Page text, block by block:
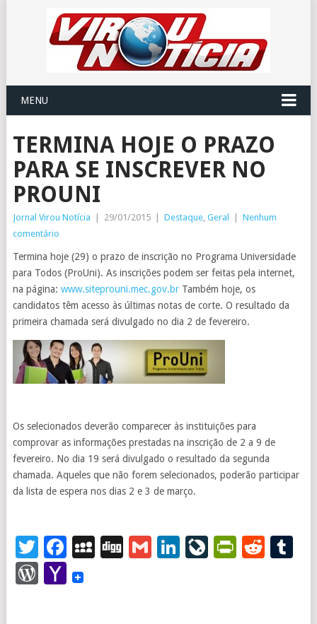
MENU
TERMINA HOJE O PRAZO
PARA SE INSCREVER NO
PROUNI
Jornal Virou Notícia 29/01/2015 Destaque, Geral
Nenhum
comentário
Termina hoje (29) o prazo de inscrição no Programa Universidade
para Todos (ProUni). As inscrições podem ser feitas pela internet,
na página: www.siteprouni.mec.gov.brTambém hoje, os
candidatos têm acesso às últimas notas de corte. O resultado da
primeira chamada será divulgado no dia 2 de fevereiro.
Os selecionados deverão comparecer às instituições para
comprovar as informações prestadas na inscrição de 2 a 9 de
fevereiro. No dia 19 será divulgado o resultado da segunda
chamada. Aqueles que não forem selecionados, poderão participar
da lista de espera nos dias 2 e 3 de março.
Twitter
Facebook
MySpace
DiggGmailLinkedIn
WordPress
Yahoo